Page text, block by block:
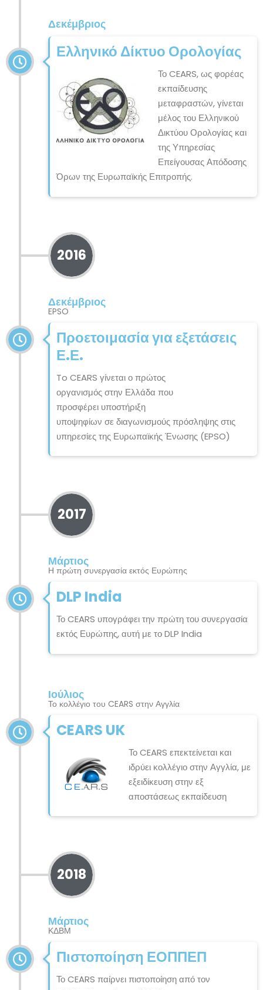
Δεκέμβριος
Ελληνικό Δίκτυο Ορολογίας
Το CEARS, ως φορέας
εκπαίδευσης
μεταφραστών, γίνεται
μέλος του Ελληνικού
Δικτύου Ορολογίας και
της Υπηρεσίας
Επείγουσας Απόδοσης
Όρων της Ευρωπαϊκής Επιτροπής.
2016
Δεκέμβριος
EPSO
Προετοιμασία για εξετάσεις
Ε.Ε.
To CEARS γίνεται ο πρώτος
οργανισμός στην Ελλάδα που
προσφέρει υποστήριξη
υποψηφίων σε διαγωνισμούς πρόσληψης στις
υπηρεσίες της Ευρωπαϊκής Ένωσης (EPSO)
2017
Μάρτιος
Η πρώτη συνεργασία εκτός Ευρώπης
DLP India
Το CEARS υπογράφει την πρώτη του συνεργασία
εκτός Ευρώπης, αυτή με το DLP India
Ιούλιος
Το κολλέγιο του CEARS στην Αγγλία
CEARS UK
Το CEARS επεκτείνεται και
ιδρύει κολλέγιο στην Αγγλία, με
εξειδίκευση στην εξ
αποστάσεως εκπαίδευση
2018
Μάρτιος
ΚΔΒΜ
Πιστοποίηση ΕΟΠΠΕΠ
Το CEARS παίρνει πιστοποίηση από τον